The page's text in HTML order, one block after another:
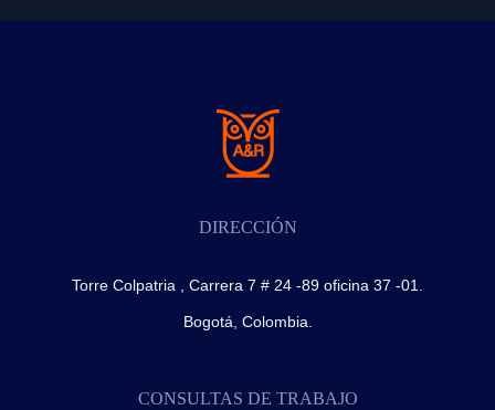
DIRECCIÓN
Torre Colpatria , Carrera 7 # 24 -89 oficina 37 -01.
Bogotá, Colombia.
CONSULTAS DE TRABAJO